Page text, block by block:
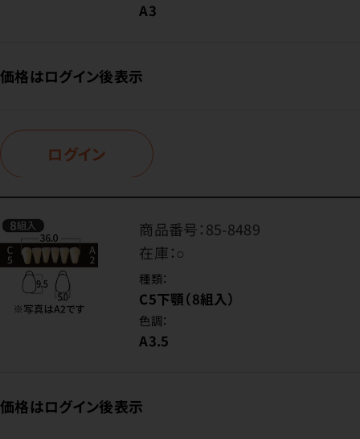
A3
価格はログイン後表示
ログイン
商品番号：85-8489
在庫：○
種類：
C5下顎（8組入）
色調：
A3.5
価格はログイン後表示